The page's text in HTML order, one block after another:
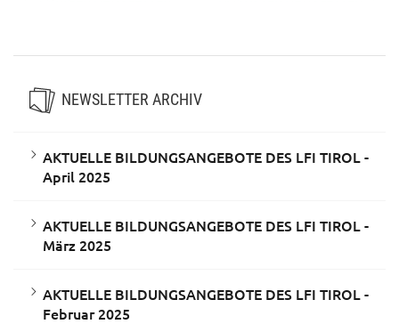
NEWSLETTER ARCHIV
AKTUELLE BILDUNGSANGEBOTE DES LFI TIROL -
April 2025
AKTUELLE BILDUNGSANGEBOTE DES LFI TIROL -
März 2025
AKTUELLE BILDUNGSANGEBOTE DES LFI TIROL -
Februar 2025